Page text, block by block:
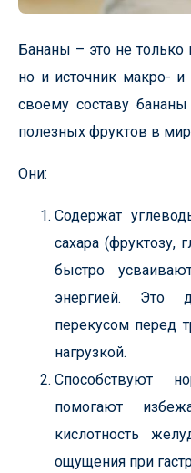
Бананы – это не
но и источник макро- и
своему составу
полезных фруктов в
Они:
Содержат
сахара (фруктозу,
быстро
энергией. Это
перекусом перед
нагрузкой.
Способствуют
помогают
кислотность
ощущения при